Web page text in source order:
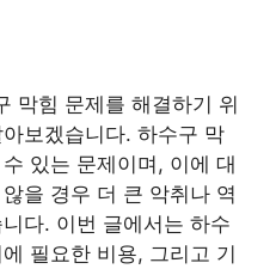
막힘 문제를 해결하기 위
보겠습니다. 하수구 막
있는 문제이며, 이에 대
을 경우 더 큰 악취나 역
다. 이번 글에서는 하수
필요한 비용, 그리고 기